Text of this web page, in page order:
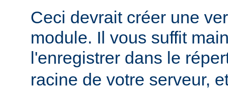
Ceci devrait créer une
module. Il vous suffit
l'enregistrer dans le
racine de votre serveur,